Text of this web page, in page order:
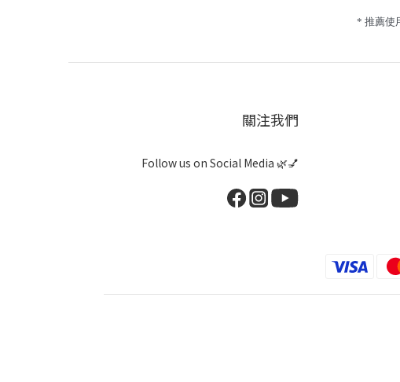
* 推薦使
關注我們
Follow us on Social Media 🌿💅